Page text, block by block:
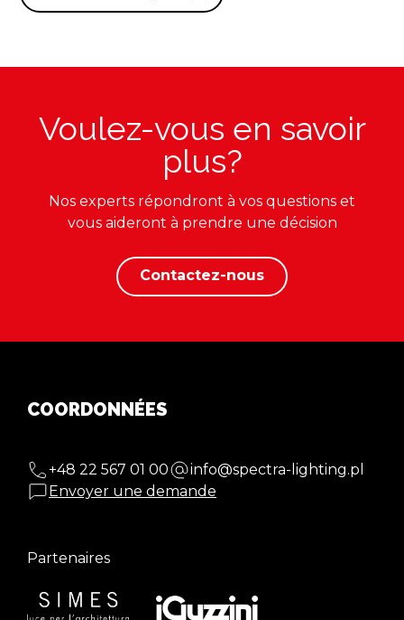
Voulez-vous en savoir
plus?
Nos experts répondront à vos questions et
vous aideront à prendre une décision
Contactez-nous
COORDONNÉES
+48 22 567 01 00
info@spectra-lighting.pl
Envoyer une demande
Partenaires